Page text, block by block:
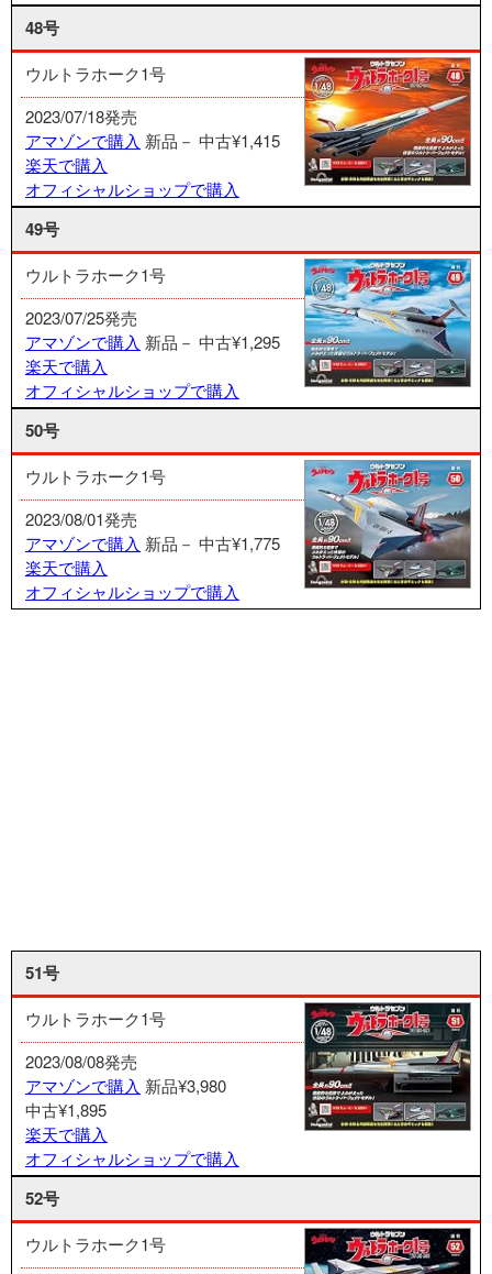
48号
ウルトラホーク1号
2023/07/18発売
アマゾンで購入 新品－ 中古¥1,415
楽天で購入
オフィシャルショップで購入
49号
ウルトラホーク1号
2023/07/25発売
アマゾンで購入 新品－ 中古¥1,295
楽天で購入
オフィシャルショップで購入
50号
ウルトラホーク1号
2023/08/01発売
アマゾンで購入 新品－ 中古¥1,775
楽天で購入
オフィシャルショップで購入
51号
ウルトラホーク1号
2023/08/08発売
アマゾンで購入 新品¥3,980
中古¥1,895
楽天で購入
オフィシャルショップで購入
52号
ウルトラホーク1号